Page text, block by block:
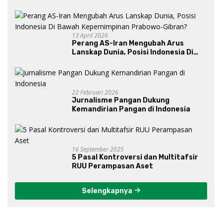
13 April 2026
Perang AS-Iran Mengubah Arus
Lanskap Dunia, Posisi Indonesia Di
Gibran?
22 Februari 2026
Jurnalisme Pangan Dukung
Kemandirian Pangan di Indonesia
16 September 2025
5 Pasal Kontroversi dan Multitafsir
RUU Perampasan Aset
Selengkapnya